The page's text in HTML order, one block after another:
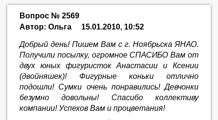
Вопрос № 2569
Автор: Ольга
15.01.2010, 10:52
Добрый день! Пишем Вам с г. Ноябрьска ЯНАО.
Получили посылку, огромное СПАСИБО Вам от
двух юных фигуристок Анастасии и Ксении
(двойняшек)! Фигурные коньки отлично
подошли! Сумки очень понравились! Девчонки
безумно довольны! Спасибо коллективу
компании! Успехов Вам и процветания!